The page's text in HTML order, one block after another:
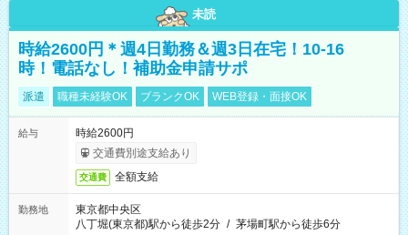
未読
時給2600円＊週4日勤務＆週3日在宅！10-16
時！電話なし！補助金申請サポ
派遣 職種未経験OK ブランクOK WEB登録・面接OK
給与
時給2600円
交通費別途支給あり
交通費 全額支給
勤務地
東京都中央区
八丁堀(東京都)駅から徒歩2分 / 茅場町駅から徒歩6分